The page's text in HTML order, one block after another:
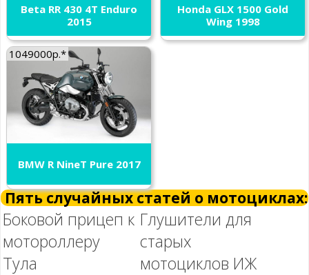
Beta RR 430 4T Enduro
2015
Honda GLX 1500 Gold
Wing 1998
1049000р.*
BMW R NineT Pure 2017
Пять случайных статей о мотоциклах:
Боковой прицеп к
мотороллеру
Тула
Глушители для
старых
мотоциклов ИЖ